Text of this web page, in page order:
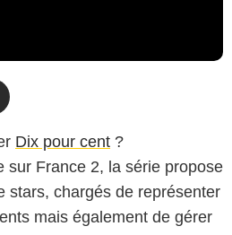
Dix pour cent ?
sur France 2, la série propose
stars, chargés de représenter
mais également de gérer